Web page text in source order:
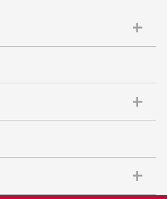
円
払い方法は現金のみとなりま
全国一律800円)＋代引手数料(一